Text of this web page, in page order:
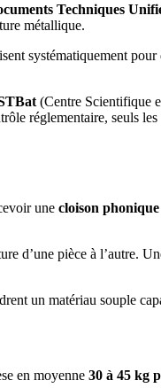
Techniques
métallique.
systématiquement
(Centre Scientifique
réglementaire, seuls
une cloison phonique
d’une pièce à l’autre.
un matériau souple
en moyenne 30 à 45 kg